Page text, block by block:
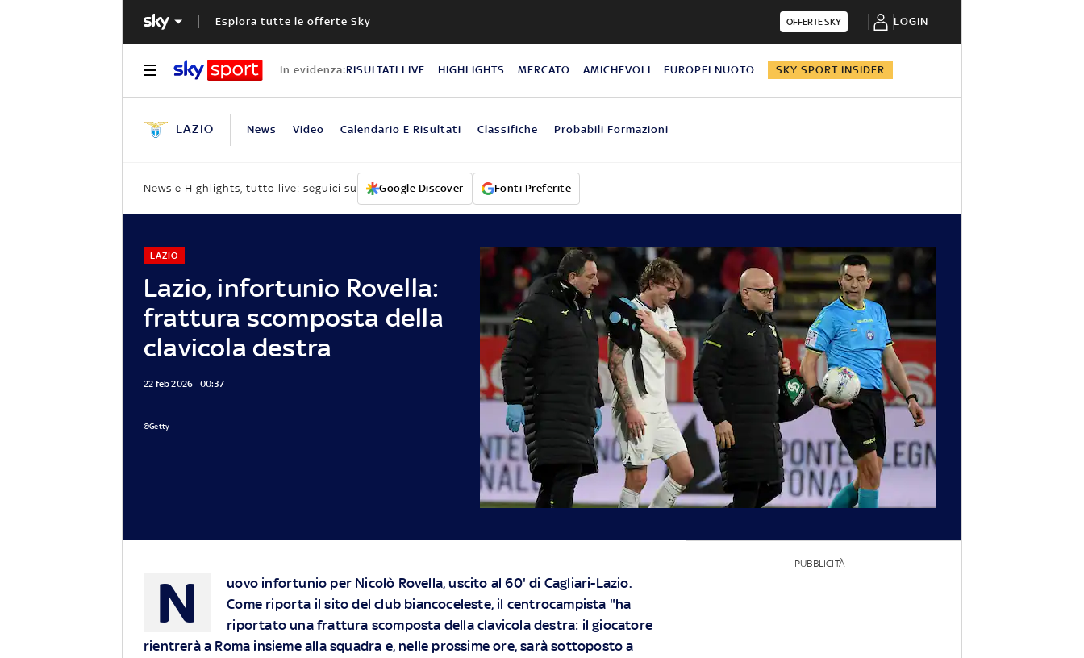
Esplora tutte le offerte Sky OFFERTE SKY LOGIN
In evidenza:RISULTATI LIVE HIGHLIGHTS MERCATO AMICHEVOLI EUROPEI NUOTO SKY SPORT INSIDER
LAZIO News Video Calendario E Risultati Classifiche Probabili Formazioni
News e Highlights, tutto live: seguici su Google Discover Fonti Preferite
Lazio, infortunio Rovella:
frattura scomposta della
clavicola destra
LAZIO
22 feb 2026 - 00:37
©Getty
N
uovo infortunio per Nicolò Rovella, uscito al 60' di Cagliari-Lazio.
Come riporta il sito del club biancoceleste, il centrocampista "ha
riportato una frattura scomposta della clavicola destra: il giocatore
rientrerà a Roma insieme alla squadra e, nelle prossime ore, sarà sottoposto a
PUBBLICITÀ